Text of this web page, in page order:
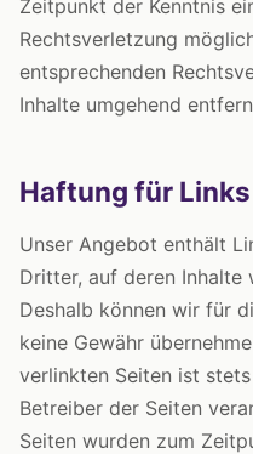
Zeitpunkt der Kenntnis
Rechtsverletzung
entsprechenden
Inhalte umgehend
Haftung für Links
Unser Angebot enthält
Dritter, auf deren Inhalte
Deshalb können wir für
keine Gewähr
verlinkten Seiten ist
Betreiber der Seiten
Seiten wurden zum